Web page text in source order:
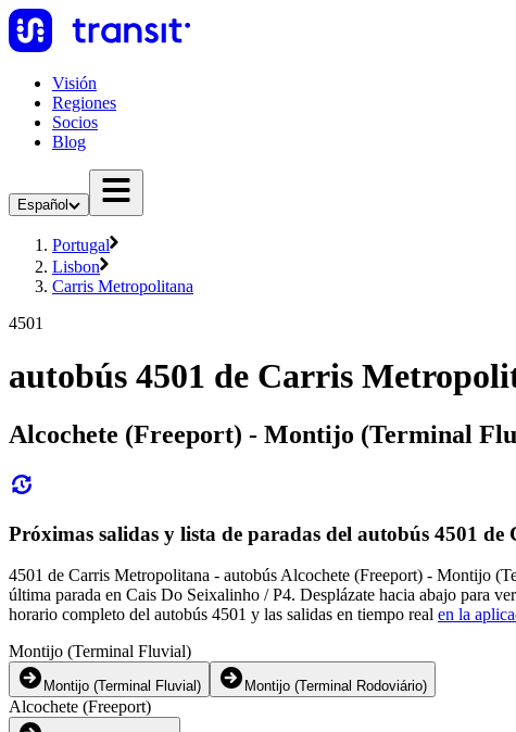
Visión
Regiones
Socios
Blog
Español
Portugal
Lisbon
Carris Metropolitana
4501
autobús 4501 de Carris
Alcochete (Freeport) - Montijo (Terminal
Próximas salidas y lista de paradas del autobús 4501
4501 de Carris Metropolitana - autobús Alcochete (Freeport) - Montijo
última parada en Cais Do Seixalinho / P4. Desplázate hacia abajo para
horario completo del autobús 4501 y las salidas en tiempo real en la
Montijo (Terminal Fluvial)
Montijo (Terminal Fluvial) Montijo (Terminal Rodoviário)
Alcochete (Freeport)